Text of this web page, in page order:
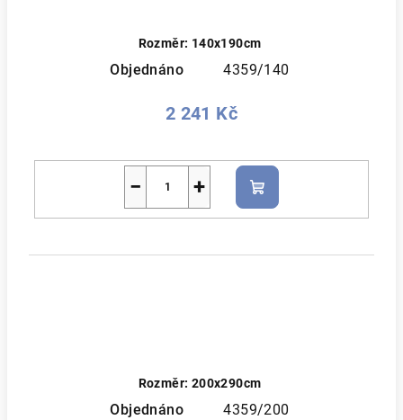
Rozměr: 140x190cm
Objednáno 4359/140
2 241 Kč
+
−
Do
košíku
Rozměr: 200x290cm
Objednáno 4359/200